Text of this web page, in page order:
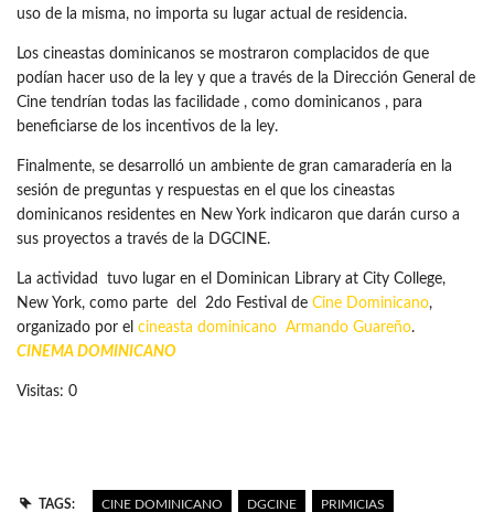
uso de la misma, no importa su lugar actual de residencia.
Los cineastas dominicanos se mostraron complacidos de que
podían hacer uso de la ley y que a través de la Dirección General de
Cine tendrían todas las facilidade , como dominicanos , para
beneficiarse de los incentivos de la ley.
Finalmente, se desarrolló un ambiente de gran camaradería en la
sesión de preguntas y respuestas en el que los cineastas
dominicanos residentes en New York indicaron que darán curso a
sus proyectos a través de la DGCINE.
La actividad tuvo lugar en el Dominican Library at City College,
New York, como parte del 2do Festival de Cine Dominicano,
organizado por el cineasta dominicano Armando Guareño.
CINEMA DOMINICANO
Visitas: 0
TAGS: CINE DOMINICANO DGCINE PRIMICIAS